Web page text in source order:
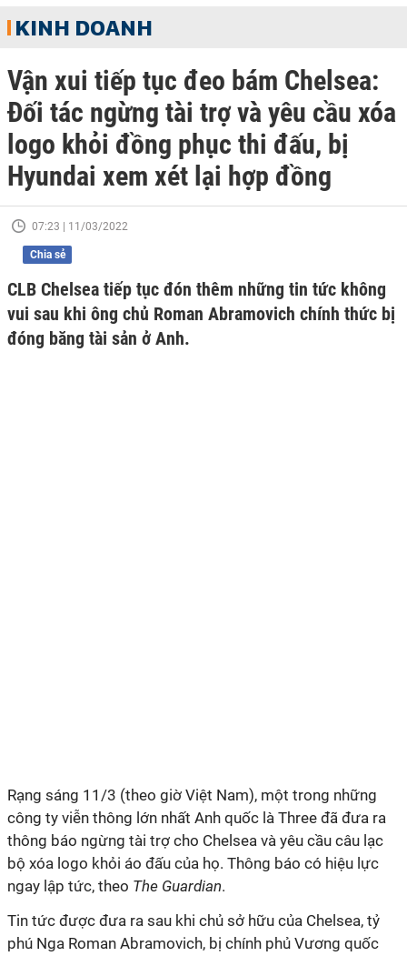
KINH DOANH
Vận xui tiếp tục đeo bám Chelsea:
Đối tác ngừng tài trợ và yêu cầu xóa
logo khỏi đồng phục thi đấu, bị
Hyundai xem xét lại hợp đồng
07:23 | 11/03/2022
Chia sẻ
CLB Chelsea tiếp tục đón thêm những tin tức không
vui sau khi ông chủ Roman Abramovich chính thức bị
đóng băng tài sản ở Anh.
Rạng sáng 11/3 (theo giờ Việt Nam), một trong những
công ty viễn thông lớn nhất Anh quốc là Three đã đưa ra
thông báo ngừng tài trợ cho Chelsea và yêu cầu câu lạc
bộ xóa logo khỏi áo đấu của họ. Thông báo có hiệu lực
ngay lập tức, theo The Guardian.
Tin tức được đưa ra sau khi chủ sở hữu của Chelsea, tỷ
phú Nga Roman Abramovich, bị chính phủ Vương quốc